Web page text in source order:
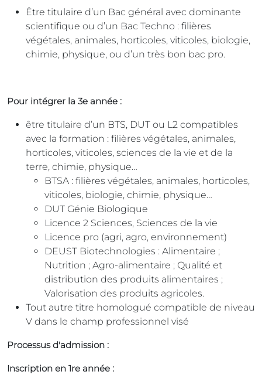
Être titulaire d’un Bac général avec dominante
scientifique ou d’un Bac Techno : filières
végétales, animales, horticoles, viticoles, biologie,
chimie, physique, ou d’un très bon bac pro.
Pour intégrer la 3e année :
être titulaire d’un BTS, DUT ou L2 compatibles
avec la formation : filières végétales, animales,
horticoles, viticoles, sciences de la vie et de la
terre, chimie, physique…
BTSA : filières végétales, animales, horticoles,
viticoles, biologie, chimie, physique…
DUT Génie Biologique
Licence 2 Sciences, Sciences de la vie
Licence pro (agri, agro, environnement)
DEUST Biotechnologies : Alimentaire ;
Nutrition ; Agro-alimentaire ; Qualité et
distribution des produits alimentaires ;
Valorisation des produits agricoles.
Tout autre titre homologué compatible de niveau
V dans le champ professionnel visé
Processus d'admission :
Inscription en 1re année :